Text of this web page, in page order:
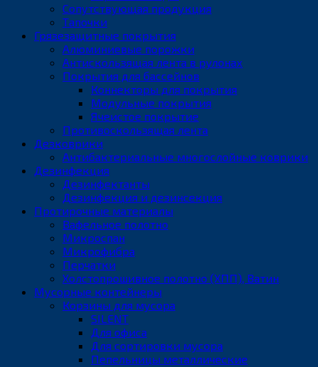
Сопутствующая продукция
Тапочки
Грязезащитные покрытия
Алюминиевые порожки
Антискользящая лента в рулонах
Покрытия для бассейнов
Коннекторы для покрытия
Модульные покрытия
Ячеистое покрытие
Противоскользящая лента
Дезковрики
Антибактериальные многослойные коврики
Дезинфекция
Дезинфектанты
Дезинфекция и дезинсекция
Протирочные материалы
Вафельное полотно
Микроспан
Микрофибра
Перчатки
Холстопрошивное полотно (ХПП), Ватин
Мусорные контейнеры
Корзины для мусора
SILENT
Для офиса
Для сортировки мусора
Пепельницы металлические